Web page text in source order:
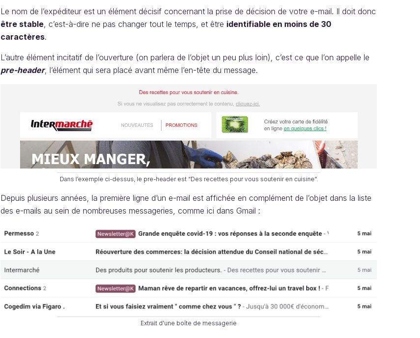
Le nom de l’expéditeur est un élément décisif concernant la prise de décision de votre e-mail. Il doit donc
être stable, c’est-à-dire ne pas changer tout le temps, et être identifiable en moins de 30
caractères.
L’autre élément incitatif de l’ouverture (on parlera de l’objet un peu plus loin), c’est ce que l’on appelle le
pre-header, l’élément qui sera placé avant même l’en-tête du message.
Dans l’exemple ci-dessus, le pre-header est “Des recettes pour vous soutenir en cuisine".
Depuis plusieurs années, la première ligne d’un e-mail est affichée en complément de l’objet dans la liste
des e-mails au sein de nombreuses messageries, comme ici dans Gmail :
Extrait d'une boîte de messagerie